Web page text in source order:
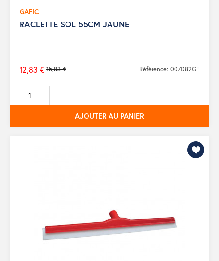
GAFIC
RACLETTE SOL 55CM JAUNE
Prix
de
base
15,83 €
12,83 € Référence: 007082GF
AJOUTER AU PANIER